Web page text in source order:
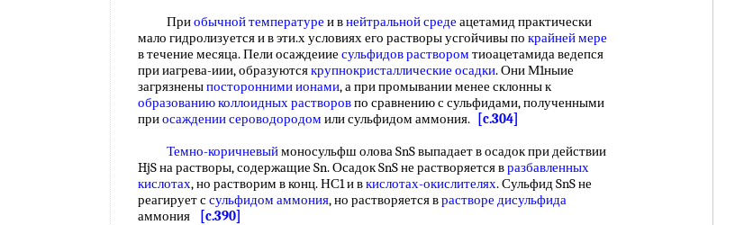
Приобычной температуре и внейтральной среде ацетамид практически
мало гидролизуется и в эти.х условиях его растворы усгойчивы по крайней мере
в течение месяца. Пели осаждеиие сульфидов раствором тиоацетамида ведепся
при иагрева-иии, образуютсякрупнокристаллические осадки. Они М1ныие
загрязненыпосторонними ионами, а при промывании менее склонны к
образованию коллоидных растворовпо сравнению с сульфидами, полученными
приосаждении сероводородом или сульфидом аммония.
[c.304]
Темно-коричневыймоносульфш олова SnS выпадает в осадок при действии
HjS на растворы, содержащие Sn. Осадок SnS не растворяется вразбавленных
кислотах, но растворим в конц. НС1 и вкислотах-окислителях. Сульфид SnS не
реагирует ссульфидом аммония, но растворяется врастворе дисульфида
аммония
[c.390]